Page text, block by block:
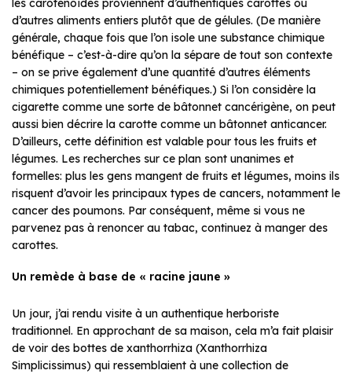
les caroténoïdes proviennent d’authentiques carottes ou
d’autres aliments entiers plutôt que de gélules. (De manière
générale, chaque fois que l’on isole une substance chimique
bénéfique – c’est-à-dire qu’on la sépare de tout son contexte
– on se prive également d’une quantité d’autres éléments
chimiques potentiellement bénéfiques.) Si l’on considère la
cigarette comme une sorte de bâtonnet cancérigène, on peut
aussi bien décrire la carotte comme un bâtonnet anticancer.
D’ailleurs, cette définition est valable pour tous les fruits et
légumes. Les recherches sur ce plan sont unanimes et
formelles: plus les gens mangent de fruits et légumes, moins ils
risquent d’avoir les principaux types de cancers, notamment le
cancer des poumons. Par conséquent, même si vous ne
parvenez pas à renoncer au tabac, continuez à manger des
carottes.
Un remède à base de « racine jaune »
Un jour, j’ai rendu visite à un authentique herboriste
traditionnel. En approchant de sa maison, cela m’a fait plaisir
de voir des bottes de xanthorrhiza (Xanthorrhiza
Simplicissimus) qui ressemblaient à une collection de